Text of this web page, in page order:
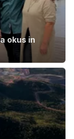
okus in